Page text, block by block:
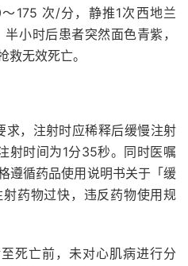
175 次/分，静推1次西地兰
小时后患者突然面色青紫，
救无效死亡。
求，注射时应稀释后缓慢注射
射时间为1分35秒。同时医嘱
遵循药品使用说明书关于「缓
药物过快，违反药物使用规
死亡前，未对心肌病进行分